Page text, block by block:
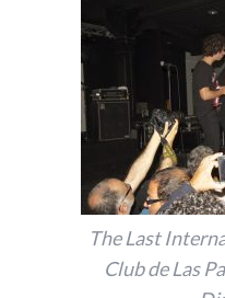
The Last
Club de Las